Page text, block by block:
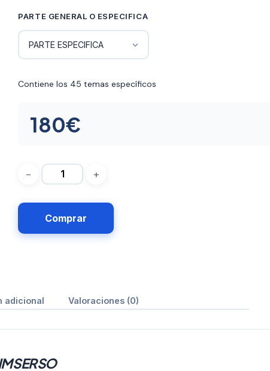
80€
hasta
260€
PARTE GENERAL O ESPECIFICA
Contiene los 45 temas específicos
180€
Comprar
adicional Valoraciones (0)